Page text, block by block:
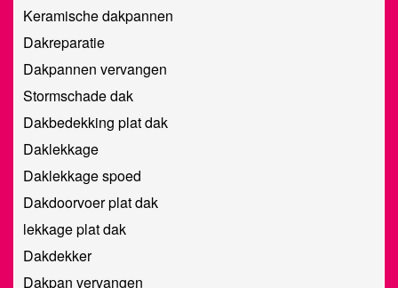
Keramische dakpannen
Dakreparatie
Dakpannen vervangen
Stormschade dak
Dakbedekking plat dak
Daklekkage
Daklekkage spoed
Dakdoorvoer plat dak
lekkage plat dak
Dakdekker
Dakpan vervangen